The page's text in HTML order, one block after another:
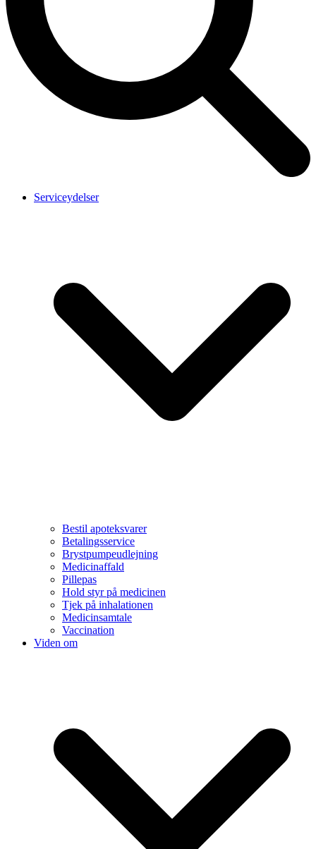
Serviceydelser
Bestil apoteksvarer
Betalingsservice
Brystpumpeudlejning
Medicinaffald
Pillepas
Hold styr på medicinen
Tjek på inhalationen
Medicinsamtale
Vaccination
Viden om